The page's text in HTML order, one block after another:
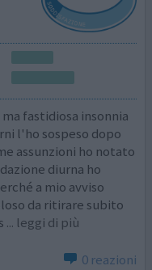
fastidiosa insonnia
l'ho sospeso dopo
assunzioni ho notato
diurna ho
a mio avviso
da ritirare subito
... leggi di più
0 reazioni